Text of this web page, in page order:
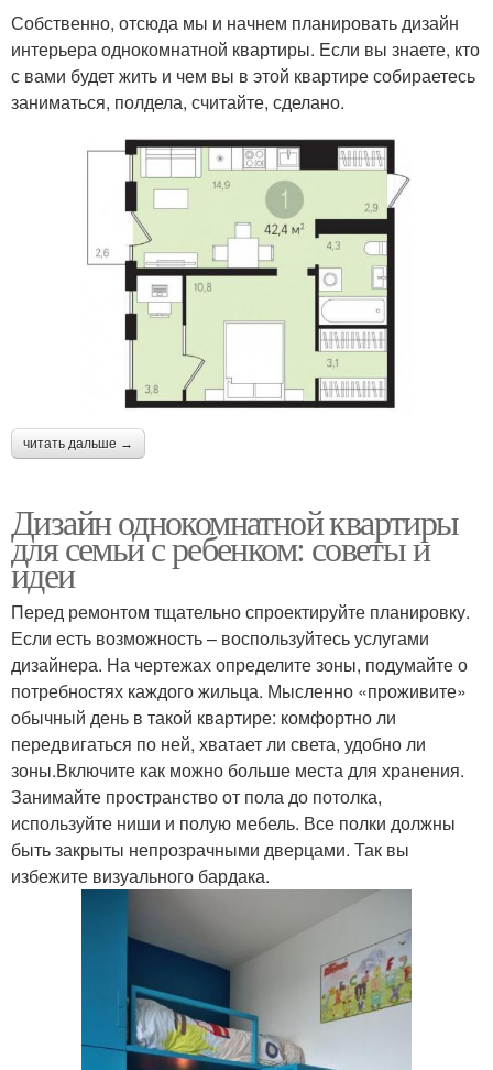
Собственно, отсюда мы и начнем планировать дизайн
интерьера однокомнатной квартиры. Если вы знаете, кто
с вами будет жить и чем вы в этой квартире собираетесь
заниматься, полдела, считайте, сделано.
читать дальше →
Дизайн однокомнатной квартиры
для семьи с ребенком: советы и
идеи
Перед ремонтом тщательно спроектируйте планировку.
Если есть возможность – воспользуйтесь услугами
дизайнера. На чертежах определите зоны, подумайте о
потребностях каждого жильца. Мысленно «проживите»
обычный день в такой квартире: комфортно ли
передвигаться по ней, хватает ли света, удобно ли
зоны.Включите как можно больше места для хранения.
Занимайте пространство от пола до потолка,
используйте ниши и полую мебель. Все полки должны
быть закрыты непрозрачными дверцами. Так вы
избежите визуального бардака.